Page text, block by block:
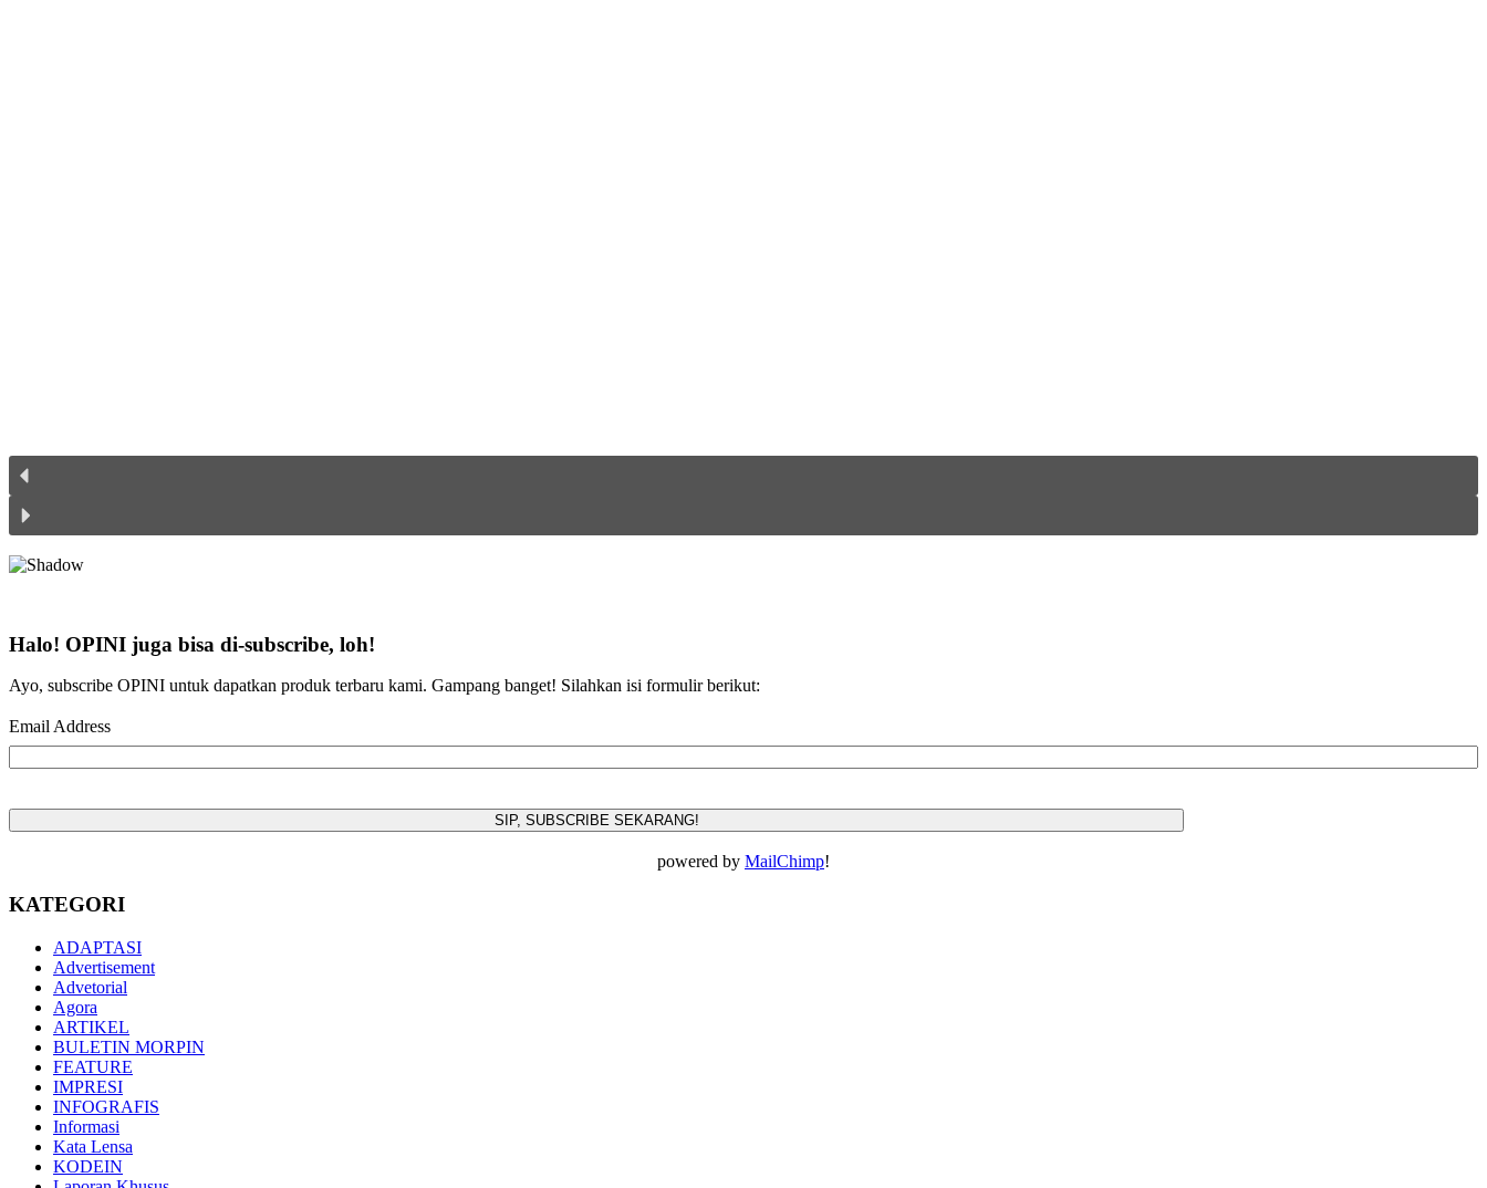
Halo! OPINI juga bisa di-subscribe, loh!
Ayo, subscribe OPINI untuk dapatkan produk terbaru kami. Gampang banget! Silahkan isi formulir berikut:
Email Address
powered by MailChimp!
KATEGORI
ADAPTASI
Advertisement
Advetorial
Agora
ARTIKEL
BULETIN MORPIN
FEATURE
IMPRESI
INFOGRAFIS
Informasi
Kata Lensa
KODEIN